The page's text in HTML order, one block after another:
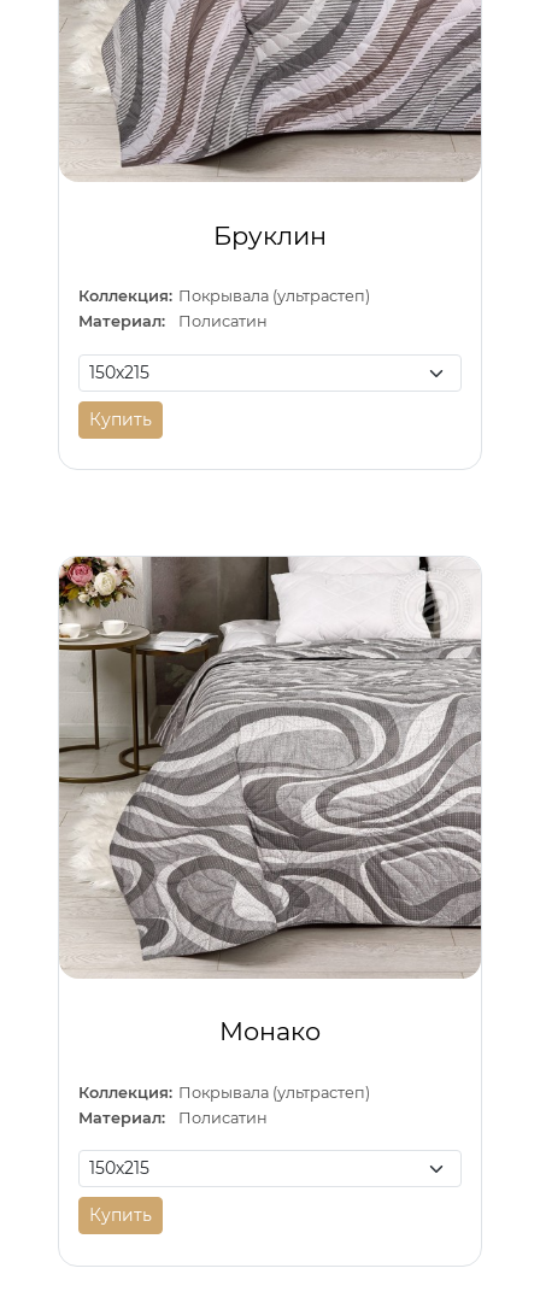
Бруклин
Коллекция: Покрывала (ультрастеп)
Материал:
Полисатин
Купить
Монако
Коллекция: Покрывала (ультрастеп)
Материал:
Полисатин
Купить